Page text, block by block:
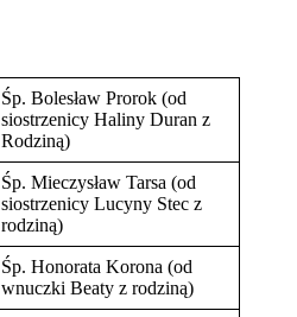
Śp. Bolesław Prorok (od
siostrzenicy Haliny Duran z
Rodziną)
Śp. Mieczysław Tarsa (od
siostrzenicy Lucyny Stec z
rodziną)
Śp. Honorata Korona (od
wnuczki Beaty z rodziną)